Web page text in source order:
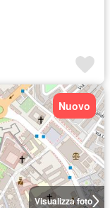
Visualizza foto
Nuovo